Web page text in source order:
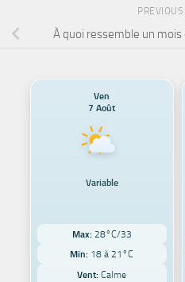
À quoi ressemble un
Ven
7 Août
Variable
Max: 28°C/33
Min: 18 à 21°C
Vent: Calme